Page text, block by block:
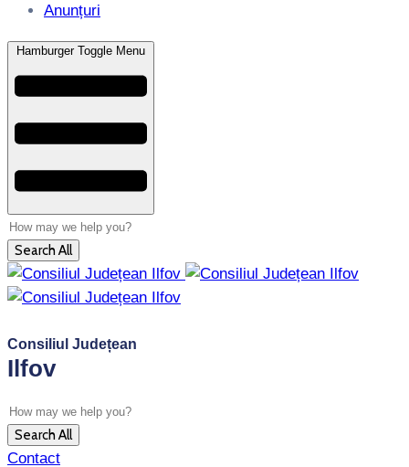
Anunțuri
Hamburger Toggle Menu
Search All
Consiliul Județean
Ilfov
Search All
Contact